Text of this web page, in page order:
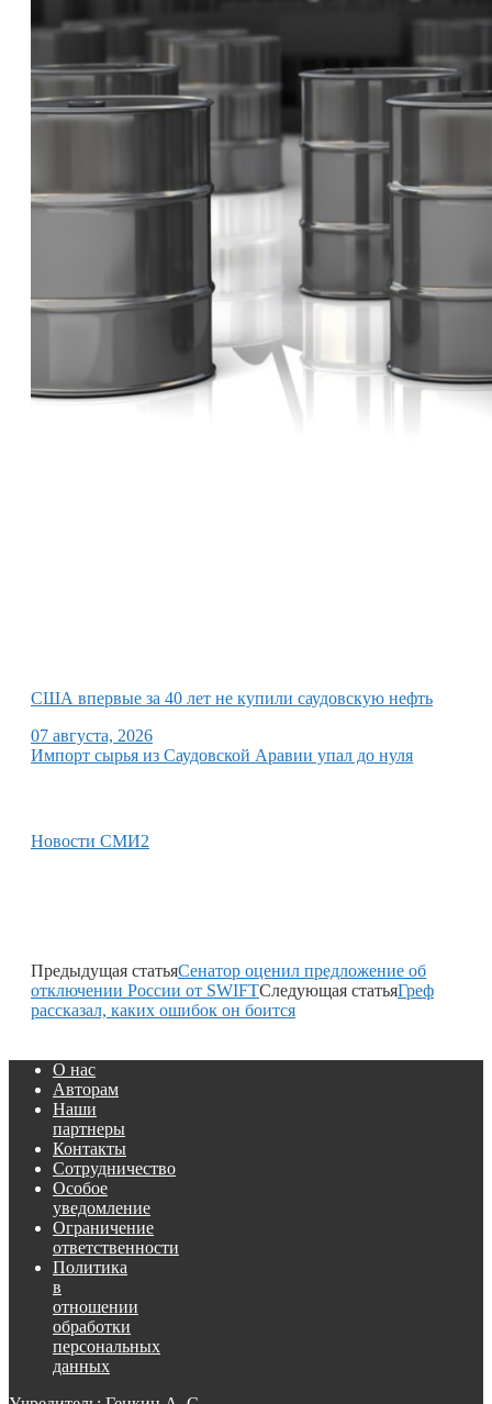
США впервые за 40 лет не купили саудовскую нефть
07 августа, 2026
Импорт сырья из Саудовской Аравии упал до нуля
Новости СМИ2
Предыдущая статьяСенатор оценил предложение об
отключении России от SWIFTСледующая статьяГреф
рассказал, каких ошибок он боится
О нас
Авторам
Наши
партнеры
Контакты
Сотрудничество
Особое
уведомление
Ограничение
ответственности
Политика
в
отношении
обработки
персональных
данных